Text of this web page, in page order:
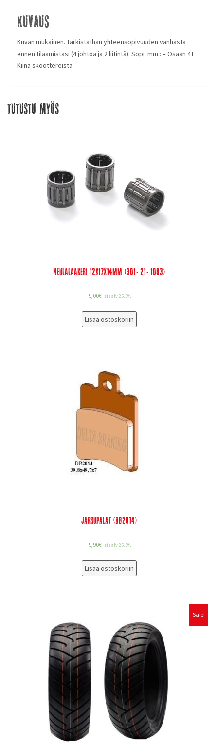
Kuvaus
Kuvan mukainen. Tarkistathan yhteensopivuuden vanhasta
ennen tilaamistasi (4 johtoa ja 2 liitintä). Sopii mm.: – Osaan 4T
Kiina skoottereista
Tutustu myös
Neulalaakeri 12x17x14mm (301-21-1003)
9,00€ sis alv 25.5%
Lisää ostoskoriin
Jarrupalat (DB2014)
9,90€ sis alv 25.5%
Lisää ostoskoriin
Sale!